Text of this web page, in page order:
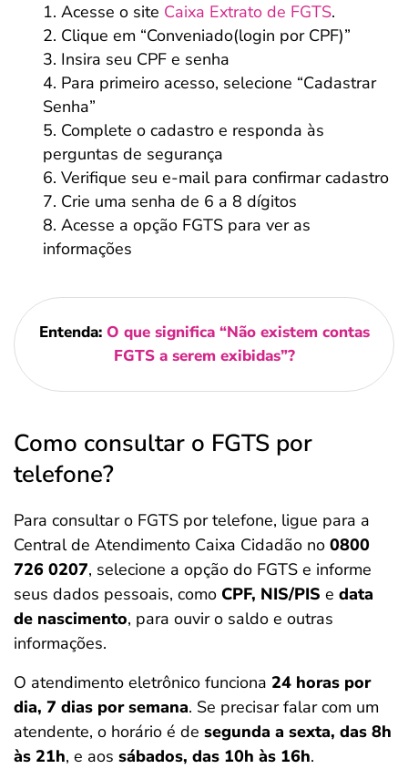
Acesse o site Caixa Extrato de FGTS.
Clique em “Conveniado(login por CPF)”
Insira seu CPF e senha
Para primeiro acesso, selecione “Cadastrar
Senha”
Complete o cadastro e responda às
perguntas de segurança
Verifique seu e-mail para confirmar cadastro
Crie uma senha de 6 a 8 dígitos
Acesse a opção FGTS para ver as
informações
Entenda: O que significa “Não existem contas
FGTS a serem exibidas”?
Como consultar o FGTS por
telefone?
Para consultar o FGTS por telefone, ligue para a
Central de Atendimento Caixa Cidadão no 0800
726 0207, selecione a opção do FGTS e informe
seus dados pessoais, como CPF, NIS/PIS e data
de nascimento, para ouvir o saldo e outras
informações.
O atendimento eletrônico funciona 24 horas por
dia, 7 dias por semana. Se precisar falar com um
atendente, o horário é de segunda a sexta, das 8h
às 21h, e aos sábados, das 10h às 16h.